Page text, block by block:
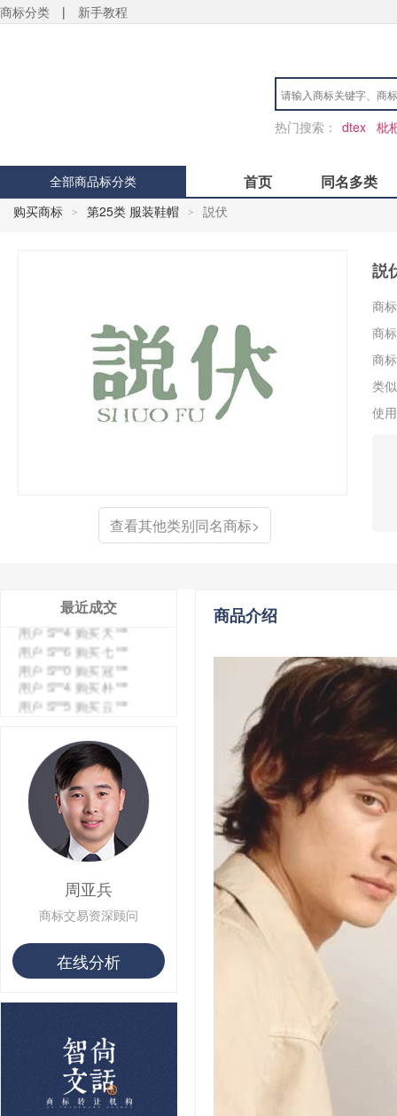
商标分类 | 新手教程
热门搜索： dtex 枇
全部商品标分类 首页 同名多类
购买商标 > 第25类 服装鞋帽 > 説伏
查看其他类别同名商标>
説
商
商
商
类
使
最近成交
用户 S**4 购买 天***
用户 S**6 购买 七***
用户 S**0 购买 冠***
用户 S**4 购买 朴***
用户 S**5 购买 云***
用户 S**3 购买 K***
用户 S**0 购买 V***
用户 S**1 购买 皇***
用户 S**8 购买 专***
用户 S**14 购买 宅***
用户 S**26 购买 图***
用户 S**10 购买 侯***
用户 S**16 购买 火***
用户 S**33 购买 巴***
用户 S**80 购买 王***
用户 S**22 购买 茶***
用户 S**68 购买 俏***
周亚兵
商标交易资深顾问
在线分析
商品介绍